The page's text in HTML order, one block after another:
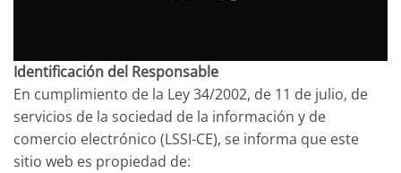
Identificación del Responsable
En cumplimiento de la Ley 34/2002, de 11 de julio, de
servicios de la sociedad de la información y de
comercio electrónico (LSSI-CE), se informa que este
sitio web es propiedad de: